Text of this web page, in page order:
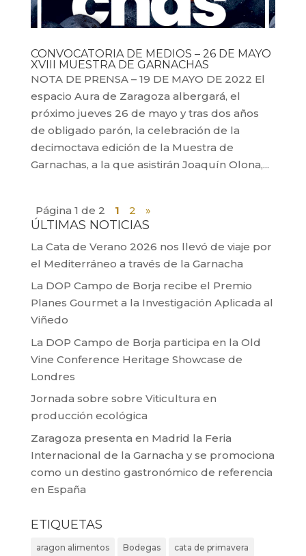
CONVOCATORIA DE MEDIOS – 26 DE MAYO
XVIII MUESTRA DE GARNACHAS
NOTA DE PRENSA – 19 DE MAYO DE 2022 El
espacio Aura de Zaragoza albergará, el
próximo jueves 26 de mayo y tras dos años
de obligado parón, la celebración de la
decimoctava edición de la Muestra de
Garnachas, a la que asistirán Joaquín Olona,...
Página 1 de 2 1 2 »
ÚLTIMAS NOTICIAS
La Cata de Verano 2026 nos llevó de viaje por
el Mediterráneo a través de la Garnacha
La DOP Campo de Borja recibe el Premio
Planes Gourmet a la Investigación Aplicada al
Viñedo
La DOP Campo de Borja participa en la Old
Vine Conference Heritage Showcase de
Londres
Jornada sobre sobre Viticultura en
producción ecológica
Zaragoza presenta en Madrid la Feria
Internacional de la Garnacha y se promociona
como un destino gastronómico de referencia
en España
ETIQUETAS
aragon alimentos Bodegas cata de primavera